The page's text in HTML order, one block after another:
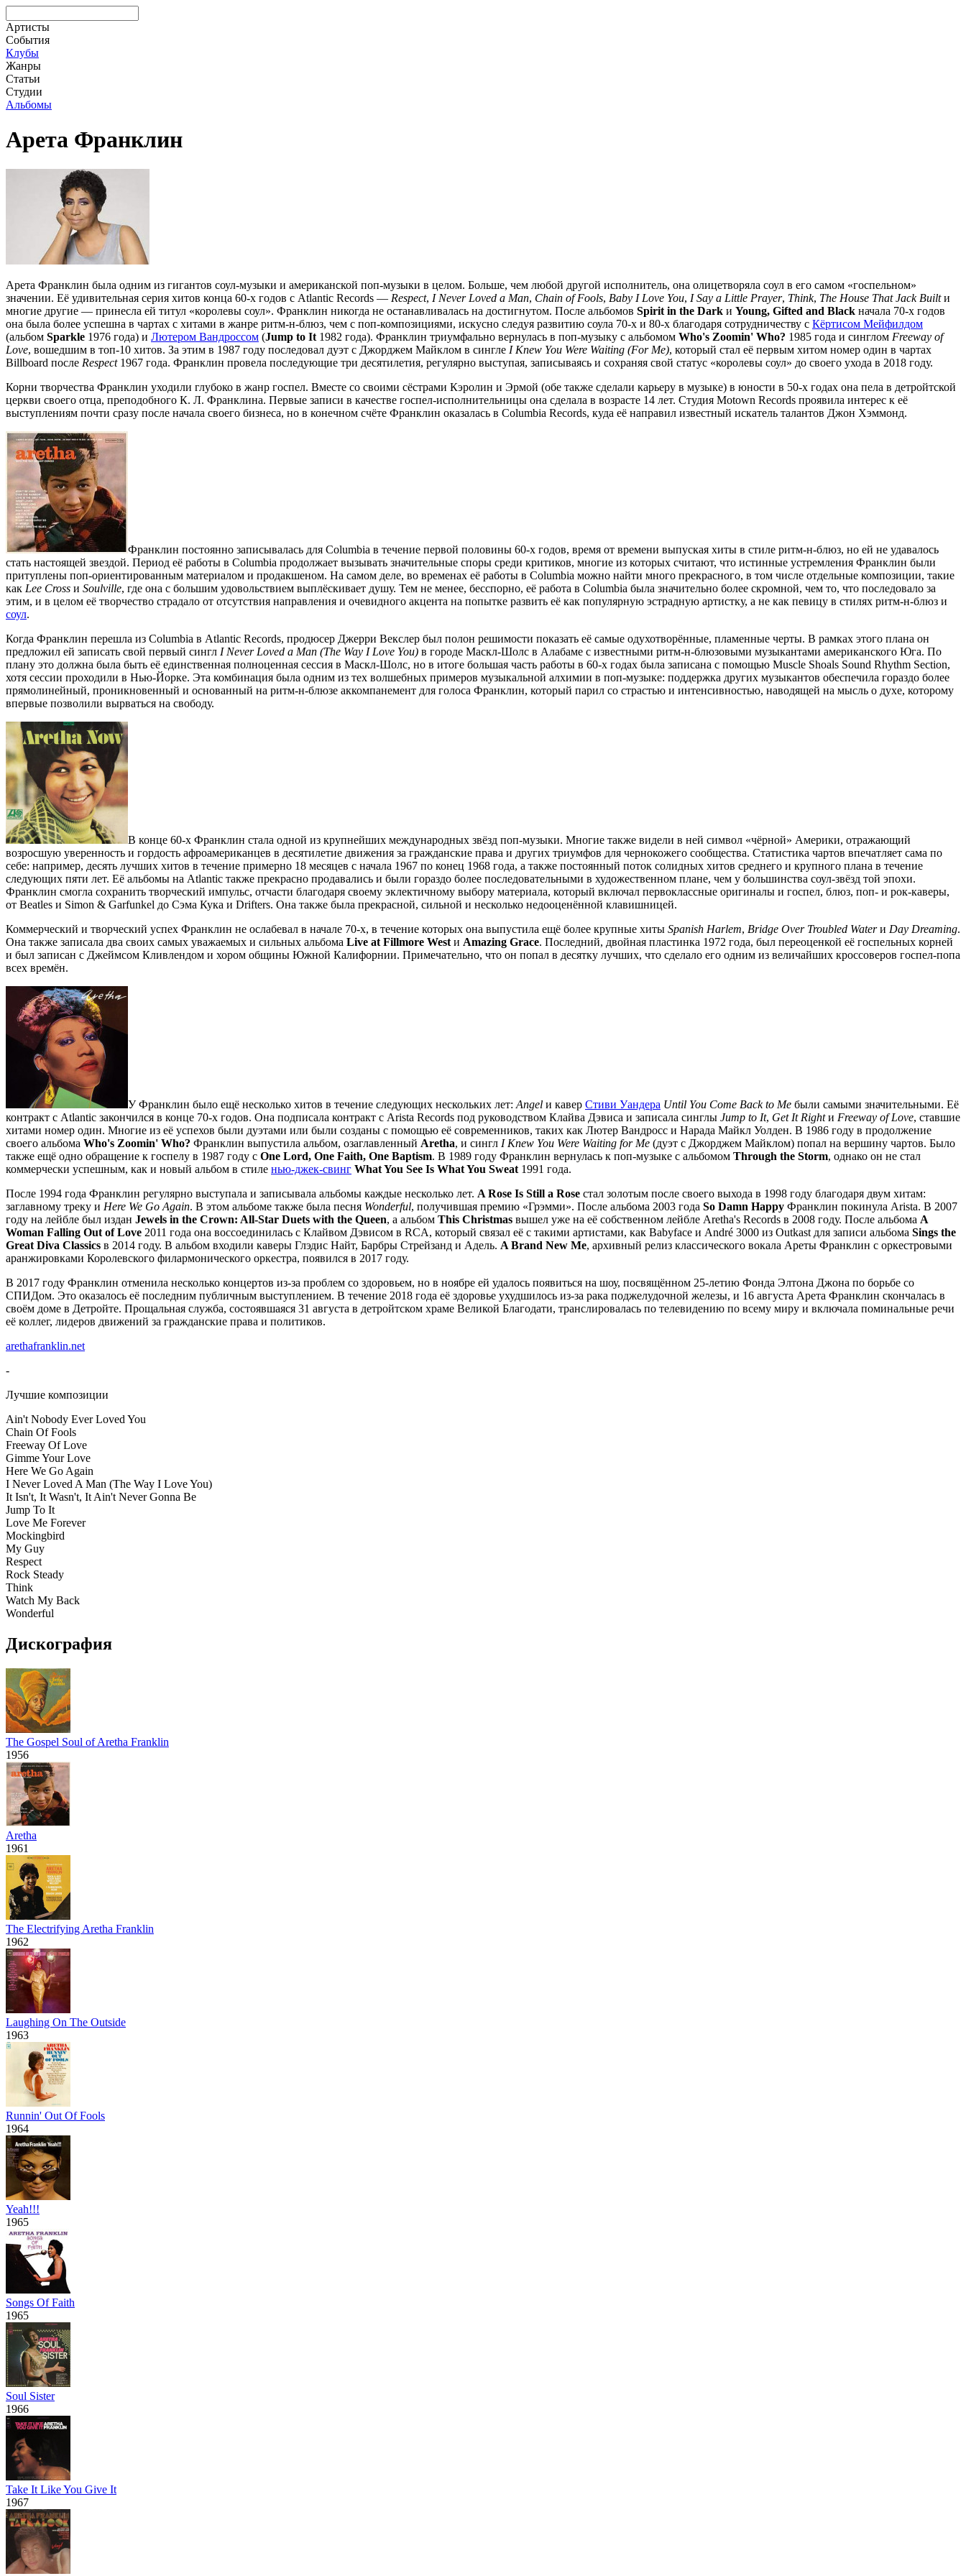
Артисты
События
Клубы
Жанры
Статьи
Студии
Альбомы
Арета Франклин
Арета Франклин была одним из гигантов соул-музыки и американской поп-музыки в целом. Больше, чем любой другой исполнитель, она олицетворяла соул в его самом «госпельном»
значении. Её удивительная серия хитов конца 60-х годов с Atlantic Records — Respect, I Never Loved a Man, Chain of Fools, Baby I Love You, I Say a Little Prayer, Think, The House That Jack Builtи
многие другие — принесла ей титул «королевы соул». Франклин никогда не останавливалась на достигнутом. После альбомов Spirit in the Dark и Young, Gifted and Black начала 70-х годов
она была более успешна в чартах с хитами в жанре ритм-н-блюз, чем с поп-композициями, искусно следуя развитию соула 70-х и 80-х благодаря сотрудничеству с Кёртисом Мейфилдом
(альбом Sparkle 1976 года) и Лютером Вандроссом (Jump to It 1982 года). Франклин триумфально вернулась в поп-музыку с альбомом Who's Zoomin' Who? 1985 года и синглом Freeway of
Love, вошедшим в топ-10 хитов. За этим в 1987 году последовал дуэт с Джорджем Майклом в сингле I Knew You Were Waiting (For Me), который стал её первым хитом номер один в чартах
Billboard после Respect1967 года. Франклин провела последующие три десятилетия, регулярно выступая, записываясь и сохраняя свой статус «королевы соул» до своего ухода в 2018 году.
Корни творчества Франклин уходили глубоко в жанр госпел. Вместе со своими сёстрами Кэролин и Эрмой (обе также сделали карьеру в музыке) в юности в 50-х годах она пела в детройтской
церкви своего отца, преподобного К. Л. Франклина. Первые записи в качестве госпел-исполнительницы она сделала в возрасте 14 лет. Студия Motown Records проявила интерес к её
выступлениям почти сразу после начала своего бизнеса, но в конечном счёте Франклин оказалась в Columbia Records, куда её направил известный искатель талантов Джон Хэммонд.
Франклин постоянно записывалась для Columbia в течение первой половины 60-х годов, время от времени выпуская хиты в стиле ритм-н-блюз, но ей не удавалось
стать настоящей звездой. Период её работы в Columbia продолжает вызывать значительные споры среди критиков, многие из которых считают, что истинные устремления Франклин были
притуплены поп-ориентированным материалом и продакшеном. На самом деле, во временах её работы в Columbia можно найти много прекрасного, в том числе отдельные композиции, такие
как Lee Cross и Soulville, где она с большим удовольствием выплёскивает душу. Тем не менее, бесспорно, её работа в Columbia была значительно более скромной, чем то, что последовало за
этим, и в целом её творчество страдало от отсутствия направления и очевидного акцента на попытке развить её как популярную эстрадную артистку, а не как певицу в стилях ритм-н-блюз и
соул.
Когда Франклин перешла из Columbia в Atlantic Records, продюсер Джерри Векслер был полон решимости показать её самые одухотворённые, пламенные черты. В рамках этого плана он
предложил ей записать свой первый сингл I Never Loved a Man (The Way I Love You) в городе Маскл-Шолс в Алабаме с известными ритм-н-блюзовыми музыкантами американского Юга. По
плану это должна была быть её единственная полноценная сессия в Маскл-Шолс, но в итоге большая часть работы в 60-х годах была записана с помощью Muscle Shoals Sound Rhythm Section,
хотя сессии проходили в Нью-Йорке. Эта комбинация была одним из тех волшебных примеров музыкальной алхимии в поп-музыке: поддержка других музыкантов обеспечила гораздо более
прямолинейный, проникновенный и основанный на ритм-н-блюзе аккомпанемент для голоса Франклин, который парил со страстью и интенсивностью, наводящей на мысль о духе, которому
впервые позволили вырваться на свободу.
В конце 60-х Франклин стала одной из крупнейших международных звёзд поп-музыки. Многие также видели в ней символ «чёрной» Америки, отражающий
возросшую уверенность и гордость афроамериканцев в десятилетие движения за гражданские права и других триумфов для чернокожего сообщества. Статистика чартов впечатляет сама по
себе: например, десять лучших хитов в течение примерно 18 месяцев с начала 1967 по конец 1968 года, а также постоянный поток солидных хитов среднего и крупного плана в течение
следующих пяти лет. Её альбомы на Atlantic также прекрасно продавались и были гораздо более последовательными в художественном плане, чем у большинства соул-звёзд той эпохи.
Франклин смогла сохранить творческий импульс, отчасти благодаря своему эклектичному выбору материала, который включал первоклассные оригиналы и госпел, блюз, поп- и рок-каверы,
от Beatles и Simon & Garfunkel до Сэма Кука и Drifters. Она также была прекрасной, сильной и несколько недооценённой клавишницей.
Коммерческий и творческий успех Франклин не ослабевал в начале 70-х, в течение которых она выпустила ещё более крупные хиты Spanish Harlem, Bridge Over Troubled Waterи Day Dreaming.
Она также записала два своих самых уважаемых и сильных альбома Live at Fillmore West и Amazing Grace. Последний, двойная пластинка 1972 года, был переоценкой её госпельных корней
и был записан с Джеймсом Кливлендом и хором общины Южной Калифорнии. Примечательно, что он попал в десятку лучших, что сделало его одним из величайших кроссоверов госпел-попа
всех времён.
У Франклин было ещё несколько хитов в течение следующих нескольких лет: Angel и кавер Стиви Уандера Until You Come Back to Me были самыми значительными. Её
контракт с Atlantic закончился в конце 70-х годов. Она подписала контракт с Arista Records под руководством Клайва Дэвиса и записала синглы Jump to It, Get It Rightи Freeway of Love, ставшие
хитами номер один. Многие из её успехов были дуэтами или были созданы с помощью её современников, таких как Лютер Вандросс и Нарада Майкл Уолден. В 1986 году в продолжение
своего альбома Who's Zoomin' Who? Франклин выпустила альбом, озаглавленный Aretha, и сингл I Knew You Were Waiting for Me (дуэт с Джорджем Майклом) попал на вершину чартов. Было
также ещё одно обращение к госпелу в 1987 году с One Lord, One Faith, One Baptism. В 1989 году Франклин вернулась к поп-музыке с альбомом Through the Storm, однако он не стал
коммерчески успешным, как и новый альбом в стиле нью-джек-свинг What You See Is What You Sweat 1991 года.
После 1994 года Франклин регулярно выступала и записывала альбомы каждые несколько лет. A Rose Is Still a Rose стал золотым после своего выхода в 1998 году благодаря двум хитам:
заглавному треку и Here We Go Again. В этом альбоме также была песня Wonderful, получившая премию «Грэмми». После альбома 2003 года So Damn Happy Франклин покинула Arista. В 2007
году на лейбле был издан Jewels in the Crown: All-Star Duets with the Queen, а альбом This Christmas вышел уже на её собственном лейбле Aretha's Records в 2008 году. После альбома A
Woman Falling Out of Love 2011 года она воссоединилась с Клайвом Дэвисом в RCA, который связал её с такими артистами, как Babyface и André 3000 из Outkast для записи альбома Sings the
Great Diva Classics в 2014 году. В альбом входили каверы Глэдис Найт, Барбры Стрейзанд и Адель. A Brand New Me, архивный релиз классического вокала Ареты Франклин с оркестровыми
аранжировками Королевского филармонического оркестра, появился в 2017 году.
В 2017 году Франклин отменила несколько концертов из-за проблем со здоровьем, но в ноябре ей удалось появиться на шоу, посвящённом 25-летию Фонда Элтона Джона по борьбе со
СПИДом. Это оказалось её последним публичным выступлением. В течение 2018 года её здоровье ухудшилось из-за рака поджелудочной железы, и 16 августа Арета Франклин скончалась в
своём доме в Детройте. Прощальная служба, состоявшаяся 31 августа в детройтском храме Великой Благодати, транслировалась по телевидению по всему миру и включала поминальные речи
её коллег, лидеров движений за гражданские права и политиков.
arethafranklin.net
-
Лучшие композиции
Ain't Nobody Ever Loved You
Chain Of Fools
Freeway Of Love
Gimme Your Love
Here We Go Again
I Never Loved A Man (The Way I Love You)
It Isn't, It Wasn't, It Ain't Never Gonna Be
Jump To It
Love Me Forever
Mockingbird
My Guy
Respect
Rock Steady
Think
Watch My Back
Wonderful
Дискография
The Gospel Soul of Aretha Franklin
1956
Aretha
1961
The Electrifying Aretha Franklin
1962
Laughing On The Outside
1963
Runnin' Out Of Fools
1964
Yeah!!!
1965
Songs Of Faith
1965
Soul Sister
1966
Take It Like You Give It
1967